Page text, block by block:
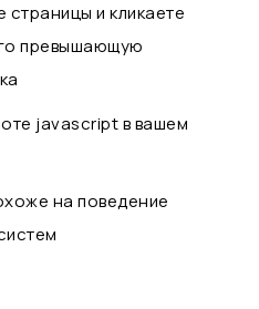
и кликаете
превышающую
javascript в вашем
на поведение